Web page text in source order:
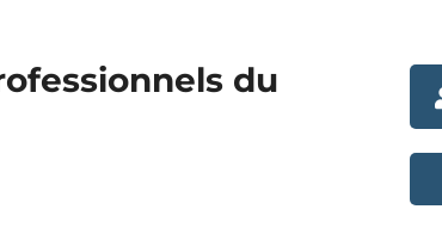
du